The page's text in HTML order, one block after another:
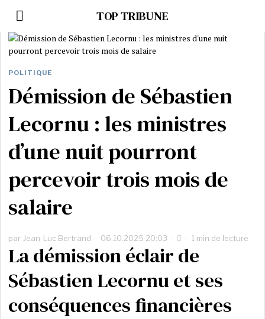
TOP TRIBUNE
POLITIQUE
Démission de Sébastien
Lecornu : les ministres
d’une nuit pourront
percevoir trois mois de
salaire
par Jean-Luc Bertrand 06.10.2025 20:03 1 min de lecture
La démission éclair de
Sébastien Lecornu et ses
conséquences financières